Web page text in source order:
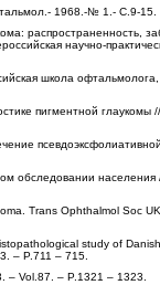
1968.-№ 1.- C.9-15.
распространенность,
научно-
школа
пигментной глаукомы
обследовании населения
Trans Ophthalmol Soc
study of
– P.711 – 715.
– Vol.87. – P.1321 – 1323.